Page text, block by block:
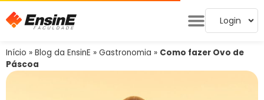
Login
Início » Blog da EnsinE » Gastronomia » Como fazer Ovo de
Páscoa